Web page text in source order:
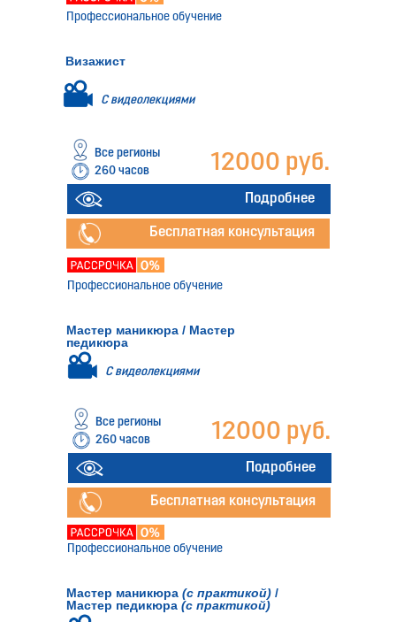
Мастер маникюра / Мастер
педикюра
260 часов 12000 руб.
Все регионы
Профессиональное обучение
Подробнее
Бесплатная консультация
Визажист
260 часов 12000 руб.
Все регионы
Профессиональное обучение
Подробнее
Бесплатная консультация
С видеолекциями
С видеолекциями
Мастер маникюра (с практикой) /
Мастер педикюра (с практикой)
Профессиональное обучение